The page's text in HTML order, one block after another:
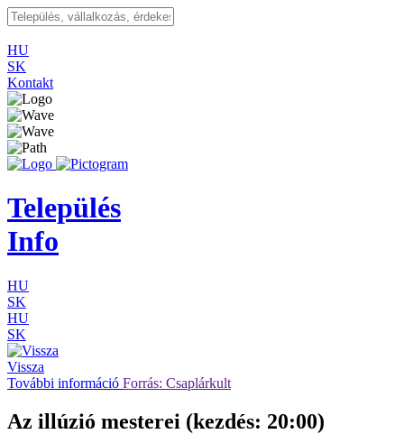
HU
SK
Kontakt
Település
Info
HU
SK
HU
SK
Vissza
További információ Forrás: Csaplárkult
Az illúzió mesterei (kezdés: 20:00)